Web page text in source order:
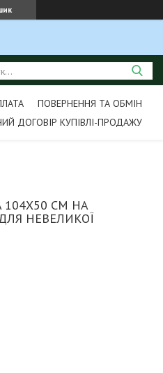
ПОВЕРНЕННЯ ТА ОБМІН
ДОГОВІР КУПІВЛІ-ПРОДАЖУ
104Х50 СМ НА
НЕВЕЛИКОЇ